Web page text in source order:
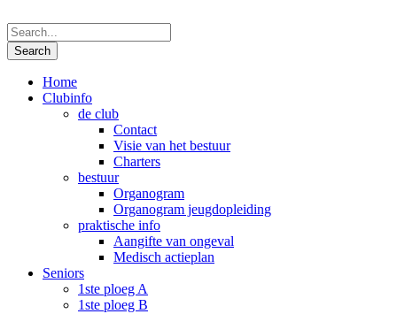
Home
Clubinfo
de club
Contact
Visie van het bestuur
Charters
bestuur
Organogram
Organogram jeugdopleiding
praktische info
Aangifte van ongeval
Medisch actieplan
Seniors
1ste ploeg A
1ste ploeg B